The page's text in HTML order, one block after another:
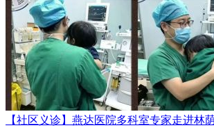
【社区义诊】燕达医院多科室专家走进林